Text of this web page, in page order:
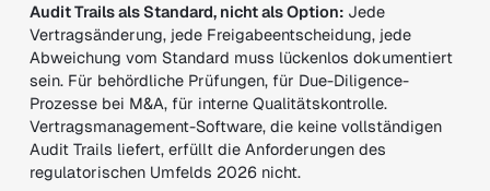
Audit Trails als Standard, nicht als Option:Jede
Vertragsänderung, jede Freigabeentscheidung, jede
Abweichung vom Standard muss lückenlos dokumentiert
sein. Für behördliche Prüfungen, für Due-Diligence-
Prozesse bei M&A, für interne Qualitätskontrolle.
Vertragsmanagement-Software, die keine vollständigen
Audit Trails liefert, erfüllt die Anforderungen des
regulatorischen Umfelds 2026 nicht.